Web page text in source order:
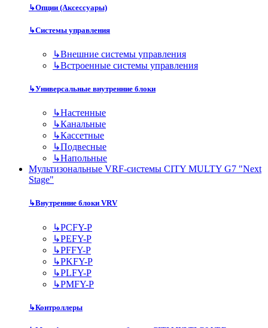
↳Опции (Аксессуары)
↳Системы управления
↳Внешние системы управления
↳Встроенные системы управления
↳Универсальные внутренние блоки
↳Настенные
↳Канальные
↳Кассетные
↳Подвесные
↳Напольные
Мультизональные VRF-системы CITY MULTY G7 "Next
Stage"
↳Внутренние блоки VRV
↳PCFY-P
↳PEFY-P
↳PFFY-P
↳PKFY-P
↳PLFY-P
↳PMFY-P
↳Контроллеры